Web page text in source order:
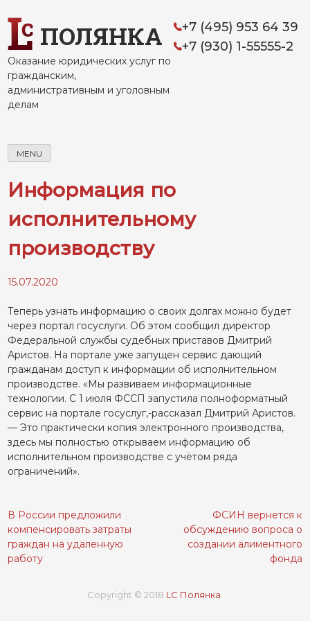
to
contentПОЛЯНКА
Оказание юридических услуг по
гражданским,
административным и уголовным
делам
+7 (495) 953 64 39
+7 (930) 1-55555-2
MENU
Информация по
исполнительному
производству
15.07.2020
Теперь узнать информацию о своих долгах можно будет
через портал госуслуги. Об этом сообщил директор
Федеральной службы судебных приставов Дмитрий
Аристов. На портале уже запущен сервис дающий
гражданам доступ к информации об исполнительном
производстве. «Мы развиваем информационные
технологии. С 1 июля ФССП запустила полноформатный
сервис на портале госуслуг,-рассказал Дмитрий Аристов.
— Это практически копия электронного производства,
здесь мы полностью открываем информацию об
исполнительном производстве с учётом ряда
ограничений».
Навигация
по
записям
В России предложили
компенсировать затраты
граждан на удаленную
работу
ФСИН вернется к
обсуждению вопроса о
создании алиментного
фонда
Copyright © 2018 LC Полянка.